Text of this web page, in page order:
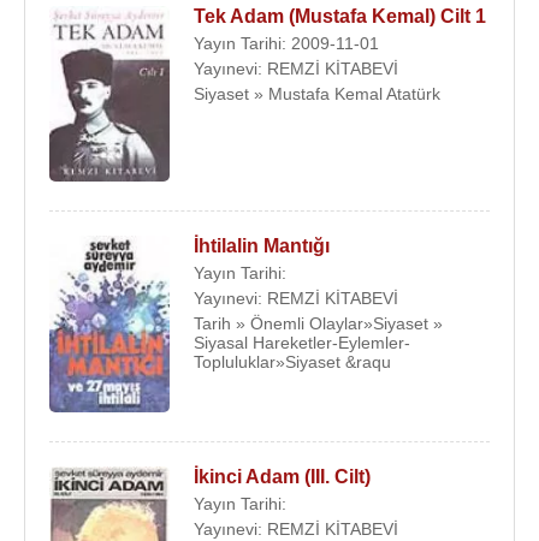
Tek Adam (Mustafa Kemal) Cilt 1
Yayın Tarihi: 2009-11-01
Yayınevi: REMZİ KİTABEVİ
Siyaset » Mustafa Kemal Atatürk
İhtilalin Mantığı
Yayın Tarihi:
Yayınevi: REMZİ KİTABEVİ
Tarih » Önemli Olaylar»Siyaset »
Siyasal Hareketler-Eylemler-
Topluluklar»Siyaset &raqu
İkinci Adam (III. Cilt)
Yayın Tarihi:
Yayınevi: REMZİ KİTABEVİ